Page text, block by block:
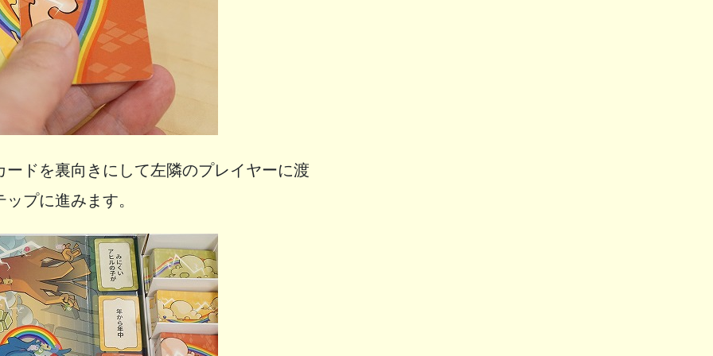
ドを裏向きにして左隣のプレイヤーに渡
プに進みます。